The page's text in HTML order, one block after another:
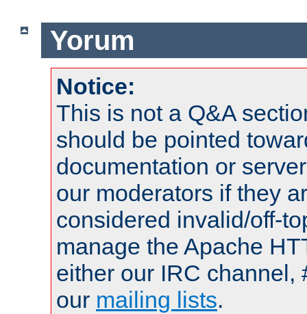
Yorum
Notice:
This is not a Q&A
should be pointed
documentation or
our moderators if they
considered invalid/off-
manage the Apache
either our IRC channel,
our mailing lists.